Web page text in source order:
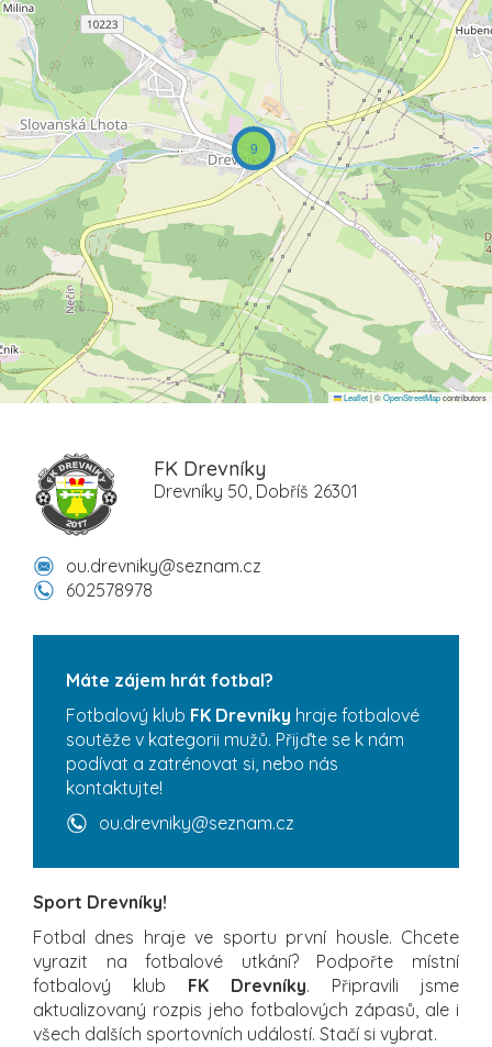
9
Leaflet|©OpenStreetMapcontributors
FK Drevníky
Drevníky 50, Dobříš 26301
ou.drevniky@seznam.cz
602578978
Máte zájem hrát fotbal?
Fotbalový klub FK Drevníky hraje fotbalové
soutěže v kategorii mužů. Přijďte se k nám
podívat a zatrénovat si, nebo nás
kontaktujte!
ou.drevniky@seznam.cz
Sport Drevníky!
Fotbal dnes hraje ve sportu první housle. Chcete
vyrazit na fotbalové utkání? Podpořte místní
fotbalový klub FK Drevníky. Připravili jsme
aktualizovaný rozpis jeho fotbalových zápasů, ale i
všech dalších sportovních událostí. Stačí si vybrat.